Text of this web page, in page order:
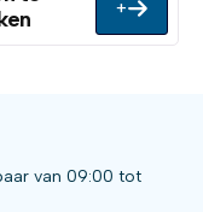
+
van 09:00 tot